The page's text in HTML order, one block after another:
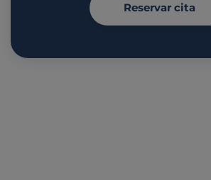
Reservar cita